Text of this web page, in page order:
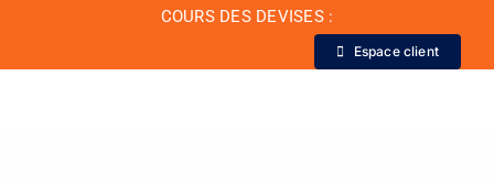
contenu
COURS DES DEVISES :
Espace client